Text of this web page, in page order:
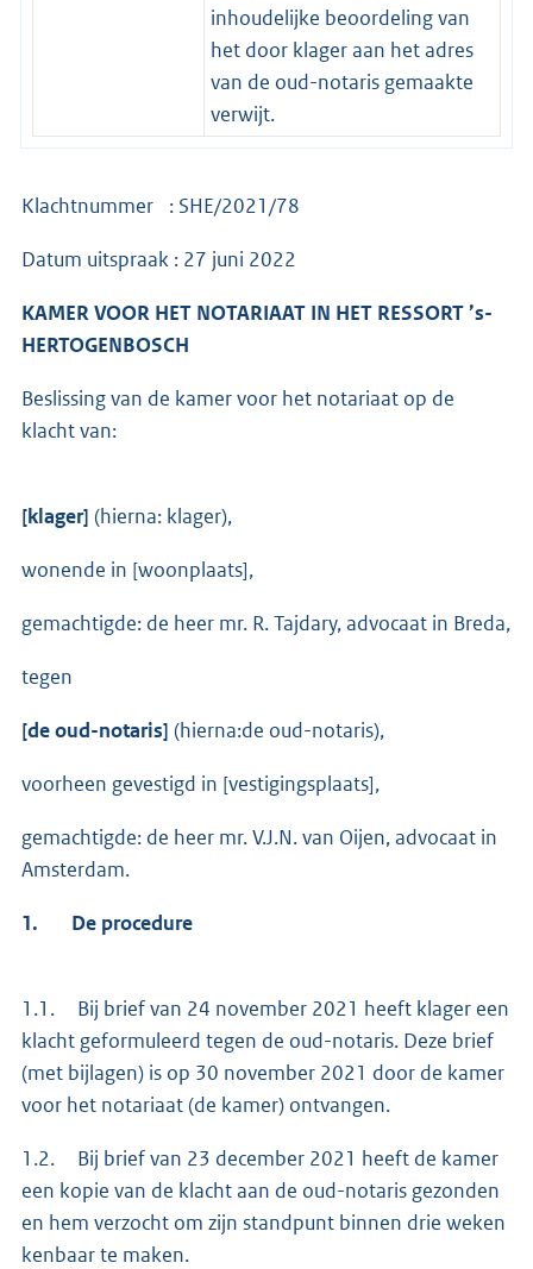
inhoudelijke beoordeling van
het door klager aan het adres
van de oud-notaris gemaakte
verwijt.
Klachtnummer : SHE/2021/78
Datum uitspraak : 27 juni 2022
KAMER VOOR HET NOTARIAAT IN HET RESSORT ’s-
HERTOGENBOSCH
Beslissing van de kamer voor het notariaat op de
klacht van:
[klager] (hierna: klager),
wonende in [woonplaats],
gemachtigde: de heer mr. R. Tajdary, advocaat in Breda,
tegen
[de oud-notaris] (hierna:de oud-notaris),
voorheen gevestigd in [vestigingsplaats],
gemachtigde: de heer mr. V.J.N. van Oijen, advocaat in
Amsterdam.
1. De procedure
1.1. Bij brief van 24 november 2021 heeft klager een
klacht geformuleerd tegen de oud-notaris. Deze brief
(met bijlagen) is op 30 november 2021 door de kamer
voor het notariaat (de kamer) ontvangen.
1.2. Bij brief van 23 december 2021 heeft de kamer
een kopie van de klacht aan de oud-notaris gezonden
en hem verzocht om zijn standpunt binnen drie weken
kenbaar te maken.